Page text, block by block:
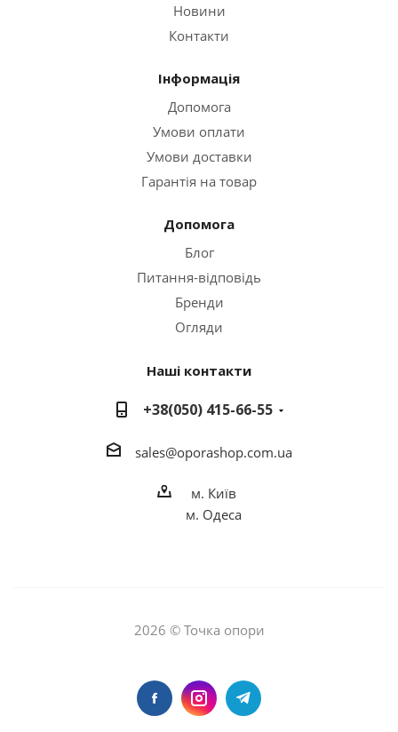
Новини
Контакти
Інформація
Допомога
Умови оплати
Умови доставки
Гарантія на товар
Допомога
Блог
Питання-відповідь
Бренди
Огляди
Наші контакти
+38(050) 415-66-55
sales@oporashop.com.ua
м. Київ
м. Одеса
2026 © Точка опори